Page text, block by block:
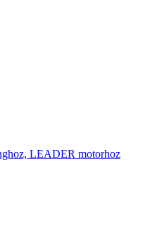
LEADER motorhoz